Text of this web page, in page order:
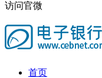
访问官微
首页